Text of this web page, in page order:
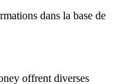
dans la base de
offrent diverses